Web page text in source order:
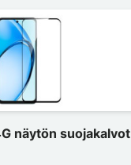
näytön suojakalvot